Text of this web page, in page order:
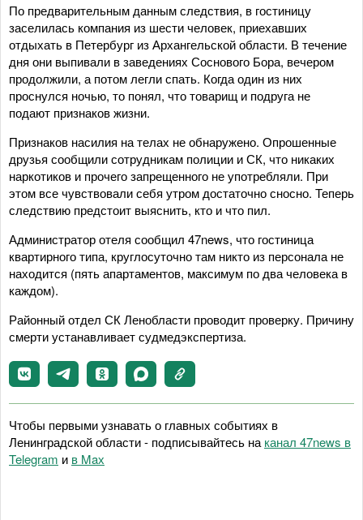
По предварительным данным следствия, в гостиницу
заселилась компания из шести человек, приехавших
отдыхать в Петербург из Архангельской области. В течение
дня они выпивали в заведениях Соснового Бора, вечером
продолжили, а потом легли спать. Когда один из них
проснулся ночью, то понял, что товарищ и подруга не
подают признаков жизни.
Признаков насилия на телах не обнаружено. Опрошенные
друзья сообщили сотрудникам полиции и СК, что никаких
наркотиков и прочего запрещенного не употребляли. При
этом все чувствовали себя утром достаточно сносно. Теперь
следствию предстоит выяснить, кто и что пил.
Администратор отеля сообщил 47news, что гостиница
квартирного типа, круглосуточно там никто из персонала не
находится (пять апартаментов, максимум по два человека в
каждом).
Районный отдел СК Ленобласти проводит проверку. Причину
смерти устанавливает судмедэкспертиза.
Чтобы первыми узнавать о главных событиях в
Ленинградской области - подписывайтесь на канал 47news в
Telegram и в Maх